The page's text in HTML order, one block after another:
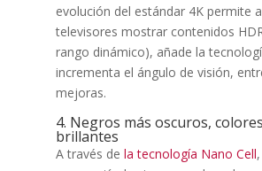
evolución del estándar 4K permite
televisores mostrar contenidos
rango dinámico), añade la
incrementa el ángulo de visión,
mejoras.
4. Negros más oscuros,
brillantes
A través de la tecnología Nano Cell